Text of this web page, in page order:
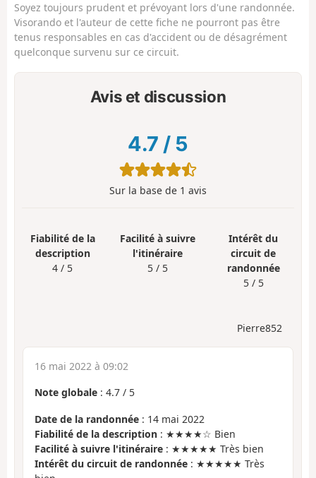
Soyez toujours prudent et prévoyant lors d'une randonnée.
Visorando et l'auteur de cette fiche ne pourront pas être
tenus responsables en cas d'accident ou de désagrément
quelconque survenu sur ce circuit.
Avis et discussion
4.7 / 5
Sur la base de 1 avis
Fiabilité de la
description
4 / 5
Facilité à suivre
l'itinéraire
5 / 5
Intérêt du
circuit de
randonnée
5 / 5
Pierre852
16 mai 2022 à 09:02
Note globale : 4.7 / 5
Date de la randonnée : 14 mai 2022
Fiabilité de la description : ★★★★☆ Bien
Facilité à suivre l'itinéraire : ★★★★★ Très bien
Intérêt du circuit de randonnée : ★★★★★ Très